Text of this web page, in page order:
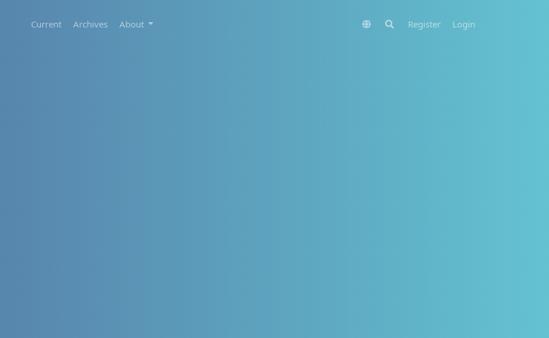
Current Archives About Register Login